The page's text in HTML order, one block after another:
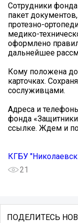
Сотрудники
пакет
протезно-
медико-
оформлено
дальнейшее
Кому положена
карточках.
сослуживцами.
Адреса и
фонда
ссылке. Ждем и
КГБУ
21
ПОДЕЛИТЕСЬ